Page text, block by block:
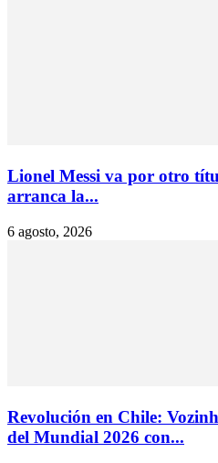
Lionel Messi va por otro
arranca la...
6 agosto, 2026
Revolución en Chile:
del Mundial 2026 con...